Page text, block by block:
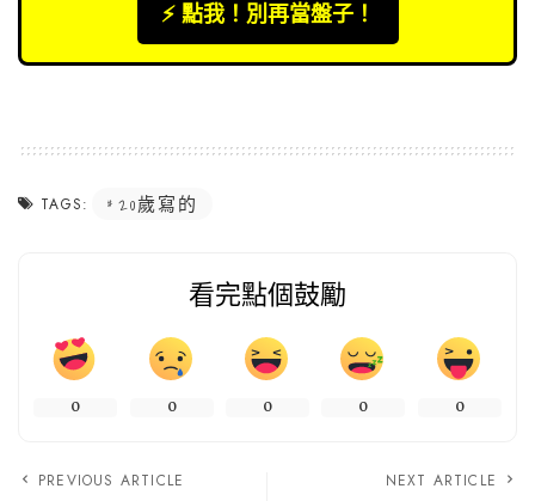
⚡️ 點我！別再當盤子！
TAGS: 20歲寫的
看完點個鼓勵
0 0 0 0 0
PREVIOUS ARTICLE NEXT ARTICLE